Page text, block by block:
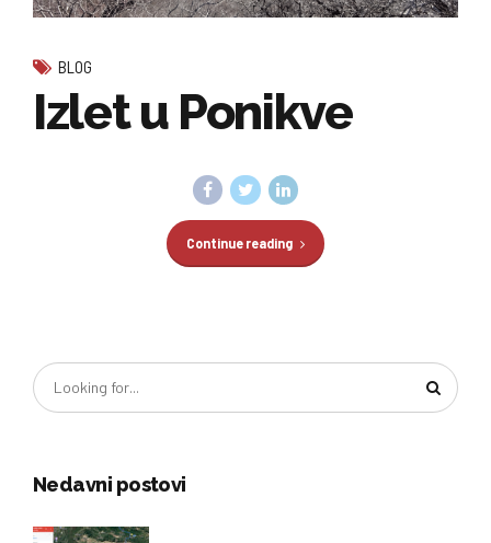
BLOG
Izlet u Ponikve
Continue reading
Nedavni postovi